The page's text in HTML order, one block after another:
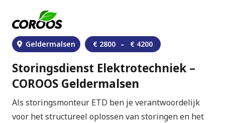
Geldermalsen € 2800 – € 4200
Storingsdienst Elektrotechniek –
COROOS Geldermalsen
Als storingsmonteur ETD ben je verantwoordelijk
voor het structureel oplossen van storingen en het